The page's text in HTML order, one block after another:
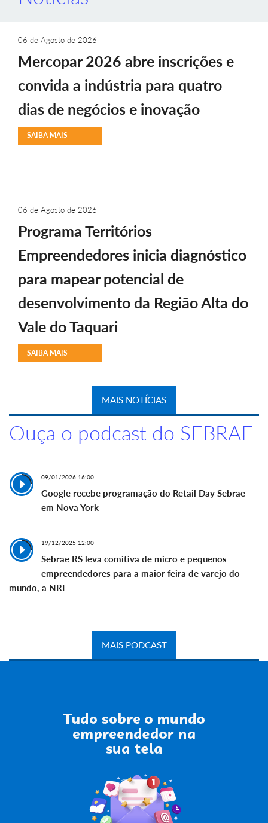
06 de Agosto de 2026
Mercopar 2026 abre inscrições e
convida a indústria para quatro
dias de negócios e inovação
SAIBA MAIS
06 de Agosto de 2026
Programa Territórios
Empreendedores inicia diagnóstico
para mapear potencial de
desenvolvimento da Região Alta do
Vale do Taquari
SAIBA MAIS
MAIS NOTÍCIAS
Ouça o podcast do SEBRAE
09/01/2026 16:00
Google recebe programação do Retail Day Sebrae
em Nova York
19/12/2025 12:00
Sebrae RS leva comitiva de micro e pequenos
empreendedores para a maior feira de varejo do
mundo, a NRF
MAIS PODCAST